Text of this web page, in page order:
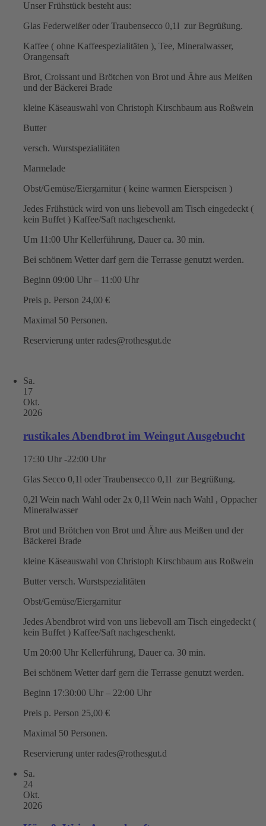
Unser Frühstück besteht aus:
Glas Federweißer oder Traubensecco 0,1l zur Begrüßung.
Kaffee ( ohne Kaffeespezialitäten ), Tee, Mineralwasser,
Orangensaft
Brot, Croissant und Brötchen von Brot und Ähre aus Meißen
und der Bäckerei Brade
kleine Käseauswahl von Christoph Kirschbaum aus Roßwein
Butter
versch. Wurstspezialitäten
Marmelade
Obst/Gemüse/Eiergarnitur ( keine warmen Eierspeisen )
Jedes Frühstück wird von uns liebevoll am Tisch eingedeckt (
kein Buffet ) Kaffee/Saft nachgeschenkt.
Um 11:00 Uhr Kellerführung, Dauer ca. 30 min.
Bei schönem Wetter darf gern die Terrasse genutzt werden.
Beginn 09:00 Uhr – 11:00 Uhr
Preis p. Person 24,00 €
Maximal 50 Personen.
Reservierung unter rades@rothesgut.de
Sa.
17
Okt.
2026
rustikales Abendbrot im Weingut Ausgebucht
17:30 Uhr -22:00 Uhr
Glas Secco 0,1l oder Traubensecco 0,1l zur Begrüßung.
0,2l Wein nach Wahl oder 2x 0,1l Wein nach Wahl , Oppacher
Mineralwasser
Brot und Brötchen von Brot und Ähre aus Meißen und der
Bäckerei Brade
kleine Käseauswahl von Christoph Kirschbaum aus Roßwein
Butter versch. Wurstspezialitäten
Obst/Gemüse/Eiergarnitur
Jedes Abendbrot wird von uns liebevoll am Tisch eingedeckt (
kein Buffet ) Kaffee/Saft nachgeschenkt.
Um 20:00 Uhr Kellerführung, Dauer ca. 30 min.
Bei schönem Wetter darf gern die Terrasse genutzt werden.
Beginn 17:30:00 Uhr – 22:00 Uhr
Preis p. Person 25,00 €
Maximal 50 Personen.
Reservierung unter rades@rothesgut.d
Sa.
24
Okt.
2026